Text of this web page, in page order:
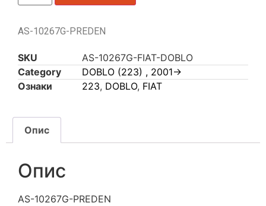
AS-10267G-PREDEN
SKU
AS-10267G-FIAT-DOBLO
Category
DOBLO (223) , 2001->
Ознаки
223, DOBLO, FIAT
Опис
Опис
AS-10267G-PREDEN